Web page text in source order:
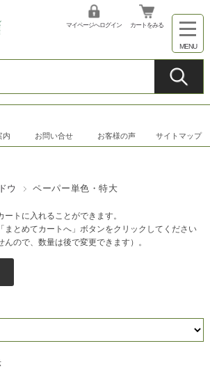
マイページへログイン カートをみる
内 お問い合せ お客様の声 サイトマップ
ウ ペーパー単色・特大
トに入れることができます。
まとめてカートへ」ボタンをクリックしてください
ので、数量は後で変更できます）。